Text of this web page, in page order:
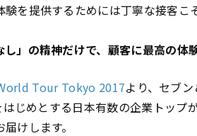
験を提供するためには丁寧な接客こ
」の精神だけで、顧客に最高の体
Tour Tokyo 2017より、セブ
じめとする日本有数の企業トップ
けします。